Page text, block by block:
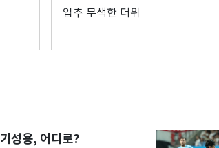
입추 무색한 더위
기성용, 어디로?